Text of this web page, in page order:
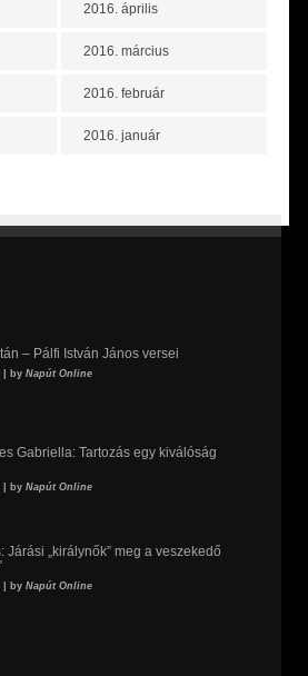
2016. április
2016. március
2016. február
2016. január
– Pálfi István János versei
| by Napút Online
Gabriella: Tartozás egy kiválóság
| by Napút Online
Járási „királynők” meg a veszekedő
| by Napút Online